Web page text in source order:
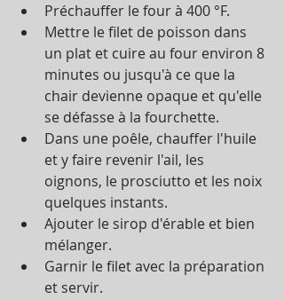
Préchauffer le four à 400 °F.
Mettre le filet de poisson dans
un plat et cuire au four environ 8
minutes ou jusqu'à ce que la
chair devienne opaque et qu'elle
se défasse à la fourchette.
Dans une poêle, chauffer l'huile
et y faire revenir l'ail, les
oignons, le prosciutto et les noix
quelques instants.
Ajouter le sirop d'érable et bien
mélanger.
Garnir le filet avec la préparation
et servir.